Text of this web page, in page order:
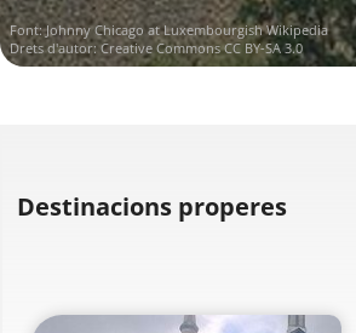
Font:Johnny Chicago at Luxembourgish Wikipedia
Drets d'autor:Creative Commons CC BY-SA 3.0
Destinacions properes